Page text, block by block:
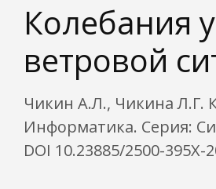
Колебания
ветровой
Чикин А.Л., Чикина Л.Г.
Информатика. Серия:
DOI 10.23885/2500-395X-